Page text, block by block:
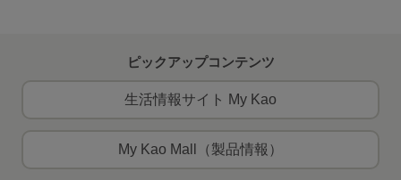
ピックアップコンテンツ
生活情報サイト My Kao
My Kao Mall（製品情報）